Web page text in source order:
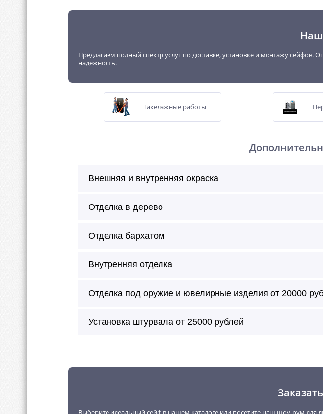
Предлагаем полный спектр услуг по доставке, установке и монтажу
надежность.
Такелажные работы
Внешняя и внутренняя окраска
Отделка в дерево
Отделка бархатом
Внутренняя отделка
Внутренняя отделка возможна в ткань, кожу, RAL,
Отделка под оружие и ювелирные изделия от 20000
Установка штурвала от 25000 рублей
Выберите идеальный сейф в нашем каталоге или посетите наш шоу-рум для